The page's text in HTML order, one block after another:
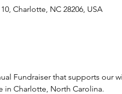
Charlotte, NC 28206, USA
Fundraiser that supports our
in Charlotte, North Carolina.